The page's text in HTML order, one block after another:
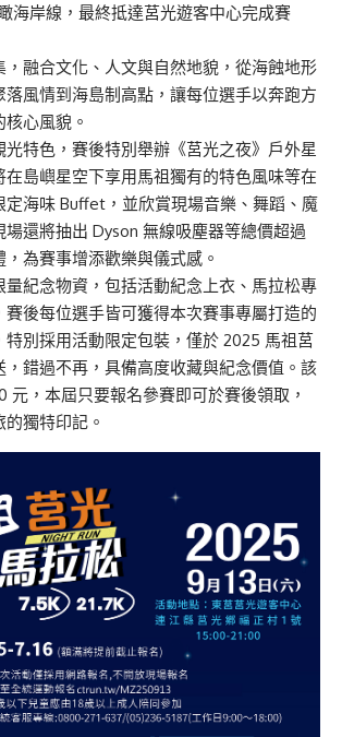
海岸線，最終抵達莒光遊客中心完成賽
，融合文化、人文與自然地貌，從海蝕地形
落風情到海島制高點，讓每位選手以奔跑方
心風貌。
特色，賽後特別舉辦《莒光之夜》戶外星
島嶼星空下享用馬祖獨有的特色風味等在
定海味 Buffet，並欣賞現場音樂、舞蹈、魔
還將抽出 Dyson 無線吸塵器等總價超過
為賽事增添歡樂與儀式感。
量紀念物資，包括活動紀念上衣、馬拉松專
賽後每位選手皆可獲得本次賽事專屬打造的
特別採用活動限定包裝，僅於 2025 馬祖莒
，錯過不再，具備高度收藏與紀念價值。該
元，本屆只要報名參賽即可於賽後領取，
獨特印記。